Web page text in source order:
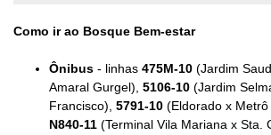
Como ir ao Bosque Bem-estar
Ônibus - linhas 475M-10 (Jardim
Amaral Gurgel), 5106-10 (Jardim
Francisco), 5791-10 (Eldorado x
N840-11 (Terminal Vila Mariana x Sta.